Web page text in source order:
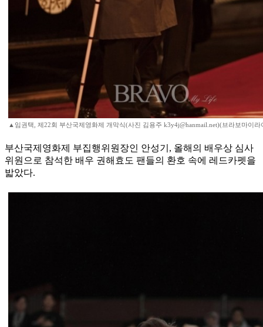
▲임권택, 제22회 부산국제영화제 개막식(사진 김용주 k3y4j@hanmail.net)(브라보마이라
부산국제영화제 부집행위원장인 안성기, 올해의 배우상 심사
위원으로 참석한 배우 권해효도 팬들의 환호 속에 레드카펫을
밟았다.